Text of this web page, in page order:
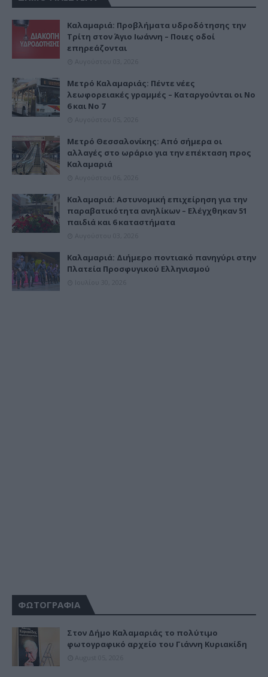
Καλαμαριά: Προβλήματα υδροδότησης την
Τρίτη στον Άγιο Ιωάννη – Ποιες οδοί
επηρεάζονται
Μετρό Καλαμαριάς: Πέντε νέες
λεωφορειακές γραμμές – Καταργούνται οι Νο
6 και Νο 7
Μετρό Θεσσαλονίκης: Από σήμερα οι
αλλαγές στο ωράριο για την επέκταση προς
Καλαμαριά
Καλαμαριά: Αστυνομική επιχείρηση για την
παραβατικότητα ανηλίκων – Ελέγχθηκαν 51
παιδιά και 6 καταστήματα
Καλαμαριά: Διήμερο ποντιακό πανηγύρι στην
Πλατεία Προσφυγικού Ελληνισμού
ΦΩΤΟΓΡΑΦΙΑ
Στον Δήμο Καλαμαριάς το πολύτιμο
φωτογραφικό αρχείο του Γιάννη Κυριακίδη